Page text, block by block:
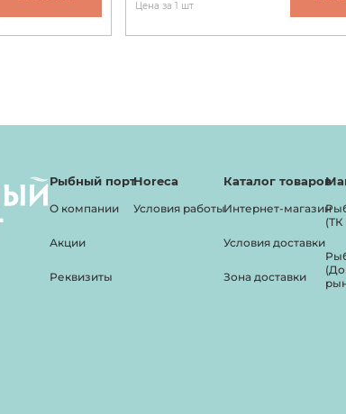
Цена за 1 шт
Рыбный порт
О компании
Акции
Реквизиты
Horeca
Условия работы
Каталог товаров
Интернет-магазин
Условия доставки
Зона доставки